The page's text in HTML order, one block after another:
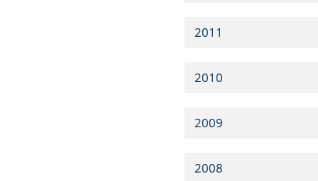
2011
2010
2009
2008